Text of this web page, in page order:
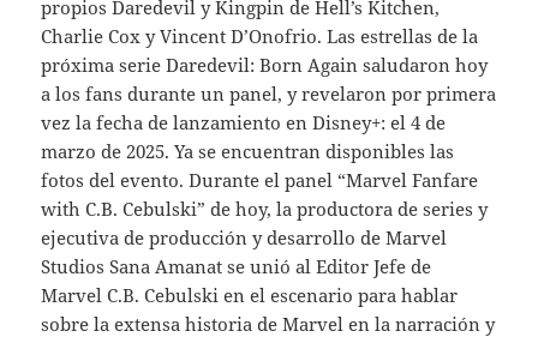
propios Daredevil y Kingpin de Hell’s Kitchen,
Charlie Cox y Vincent D’Onofrio. Las estrellas de la
próxima serie Daredevil: Born Again saludaron hoy
a los fans durante un panel, y revelaron por primera
vez la fecha de lanzamiento en Disney+: el 4 de
marzo de 2025. Ya se encuentran disponibles las
fotos del evento. Durante el panel “Marvel Fanfare
with C.B. Cebulski” de hoy, la productora de series y
ejecutiva de producción y desarrollo de Marvel
Studios Sana Amanat se unió al Editor Jefe de
Marvel C.B. Cebulski en el escenario para hablar
sobre la extensa historia de Marvel en la narración y